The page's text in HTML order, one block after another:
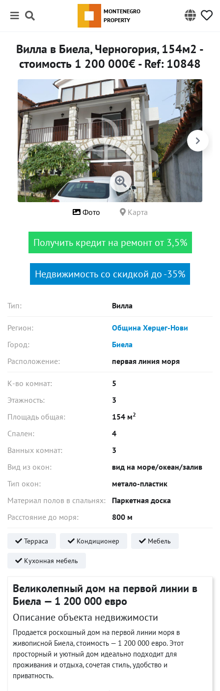
MONTENEGRO
PROPERTY
Вилла в Биела, Черногория, 154м2 -
стоимость 1 200 000€ - Ref: 10848
Фото Карта
Получить кредит на ремонт от 3,5%
Недвижимость со скидкой до -35%
Тип: Вилла
Регион:
Община Херцег-Нови
Город:
Биела
Расположение:
первая линия моря
К-во комнат:
5
Этажность:
3
Площадь общая:
154 м2
Спален:
4
Ванных комнат:
3
Вид из окон:
вид на море/океан/залив
Тип окон:
метало-пластик
Материал полов в спальнях:
Паркетная доска
Расстояние до моря:
800 м
Терраса Кондиционер Мебель
Кухонная мебель
Великолепный дом на первой линии в
Биела — 1 200 000 евро
Описание объекта недвижимости
Продается роскошный дом на первой линии моря в
живописной Биела, стоимость — 1 200 000 евро. Этот
просторный и уютный дом идеально подходит для
проживания и отдыха, сочетая стиль, удобство и
приватность.